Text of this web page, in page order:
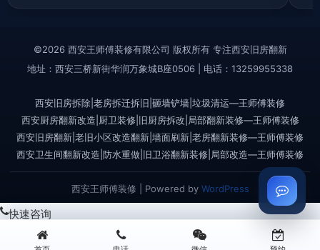
©2026 西安王师傅装修有限公司 版权所有 专注西安旧房翻新
地址：西安三桥新街华润万象城B座0506 | 电话：13259955338
西安旧房拆除|老房拆迁拆旧|砸墙铲墙|垃圾清运—王师傅装修
西安厨房翻新改造|厨卫装修|旧厨房拆改|局部翻新装修—王师傅装修
西安旧房翻新|老旧小区改造翻新|墙面刷新|老房翻新装修—王师傅装修
西安卫生间翻新改造|防水重做|旧卫浴翻新装修|局部改造—王师傅装修
西安王师傅装修 | Powered by WordPress
快速咨询